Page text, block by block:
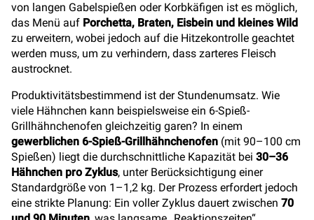
von langen Gabelspießen oder Korbkäfigen ist es möglich,
das Menü auf Porchetta, Braten, Eisbein und kleines Wild
zu erweitern, wobei jedoch auf die Hitzekontrolle geachtet
werden muss, um zu verhindern, dass zarteres Fleisch
austrocknet.
Produktivitätsbestimmend ist der Stundenumsatz. Wie
viele Hähnchen kann beispielsweise ein 6-Spieß-
Grillhähnchenofen gleichzeitig garen? In einem
gewerblichen 6-Spieß-Grillhähnchenofen (mit 90–100 cm
Spießen) liegt die durchschnittliche Kapazität bei 30–36
Hähnchen pro Zyklus, unter Berücksichtigung einer
Standardgröße von 1–1,2 kg. Der Prozess erfordert jedoch
eine strikte Planung: Ein voller Zyklus dauert zwischen 70